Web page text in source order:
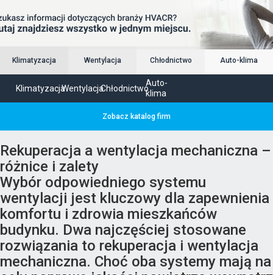
Klimatyzacja Wentylacja Chłodnictwo Auto-klima
KlimatyzacjaWentylacjaChłodnictwo
Auto-
klima
Zobacz katalog firm
Rekuperacja a wentylacja mechaniczna –
różnice i zalety
Wybór odpowiedniego systemu
wentylacji jest kluczowy dla zapewnienia
komfortu i zdrowia mieszkańców
budynku. Dwa najczęściej stosowane
rozwiązania to rekuperacja i wentylacja
mechaniczna. Choć oba systemy mają na